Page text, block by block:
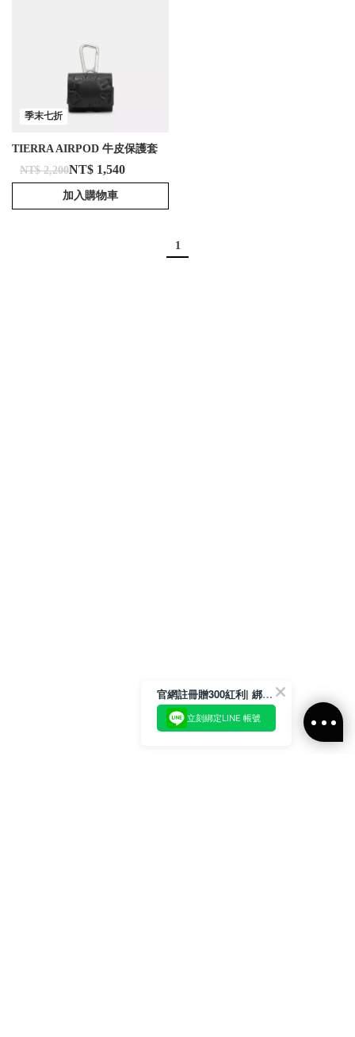
季末七折
TIERRA AIRPOD 牛皮保護套
NT$ 2,200NT$ 1,540
加入購物車
1
官網註冊贈300紅利| 綁定LINE再領取專屬優惠
立刻綁定LINE 帳號